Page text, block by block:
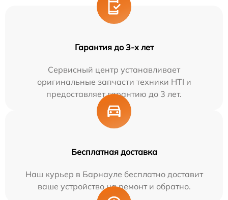
Гарантия до 3-х лет
Сервисный центр устанавливает
оригинальные запчасти техники HTI и
предоставляет гарантию до 3 лет.
Бесплатная доставка
Наш курьер в Барнауле бесплатно доставит
ваше устройство на ремонт и обратно.